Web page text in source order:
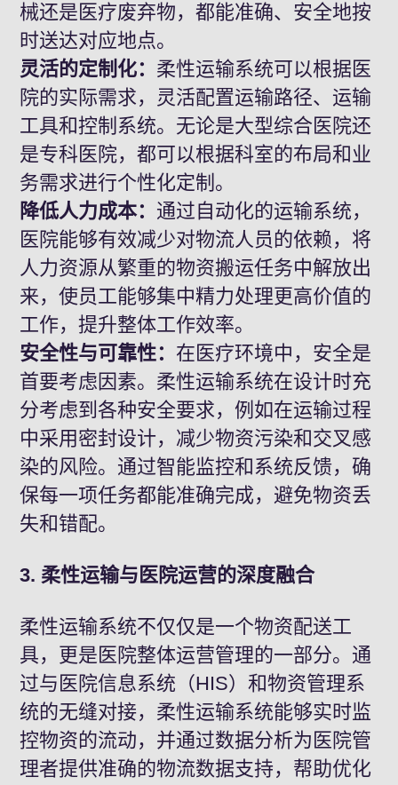
械还是医疗废弃物，都能准确、安全地按
时送达对应地点。
灵活的定制化： 柔性运输系统可以根据医
院的实际需求，灵活配置运输路径、运输
工具和控制系统。无论是大型综合医院还
是专科医院，都可以根据科室的布局和业
务需求进行个性化定制。
降低人力成本： 通过自动化的运输系统，
医院能够有效减少对物流人员的依赖，将
人力资源从繁重的物资搬运任务中解放出
来，使员工能够集中精力处理更高价值的
工作，提升整体工作效率。
安全性与可靠性： 在医疗环境中，安全是
首要考虑因素。柔性运输系统在设计时充
分考虑到各种安全要求，例如在运输过程
中采用密封设计，减少物资污染和交叉感
染的风险。通过智能监控和系统反馈，确
保每一项任务都能准确完成，避免物资丢
失和错配。
3. 柔性运输与医院运营的深度融合
柔性运输系统不仅仅是一个物资配送工
具，更是医院整体运营管理的一部分。通
过与医院信息系统（HIS）和物资管理系
统的无缝对接，柔性运输系统能够实时监
控物资的流动，并通过数据分析为医院管
理者提供准确的物流数据支持，帮助优化